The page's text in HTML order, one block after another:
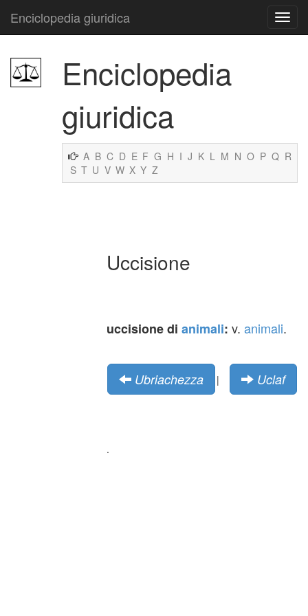
Enciclopedia giuridica
Enciclopedia
giuridica
A B C D E F G H I J K L M N O P Q R
S T U V W X Y Z
Uccisione
uccisione di animali: v. animali.
Ubriachezza | Uclaf
.